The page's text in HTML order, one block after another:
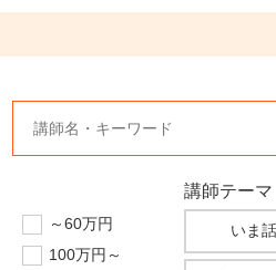
～60万円
100万円～
講師テーマ
いま